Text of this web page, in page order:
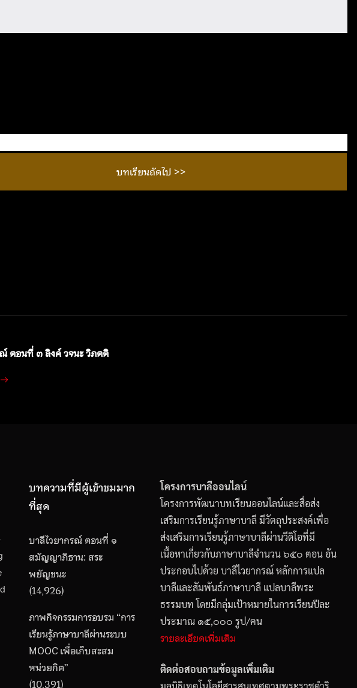
บทเรียนถัดไป >>
ตอนที่ ๓ ลิงค์ วจนะ วิภตติ
บทความที่มีผู้เข้าชมมาก
ที่สุด
บาลีไวยากรณ์ ตอนที่ ๑
สมัญญาภิธาน: สระ
พยัญชนะ
(14,926)
ภาพกิจกรรมการอบรม “การ
เรียนรู้ภาษาบาลีผ่านระบบ
MOOC เพื่อเก็บสะสม
หน่วยกิต”
(10,391)
โครงการบาลีออนไลน์
โครงการพัฒนาบทเรียนออนไลน์และสื่อส่ง
เสริมการเรียนรู้ภาษาบาลี มีวัตถุประสงค์เพื่อ
ส่งเสริมการเรียนรู้ภาษาบาลีผ่านวีดิโอที่มี
เนื้อหาเกี่ยวกับภาษาบาลีจำนวน ๖๕๐ ตอน อัน
ประกอบไปด้วย บาลีไวยากรณ์ หลักการแปล
บาลีและสัมพันธ์ภาษาบาลี แปลบาลีพระ
ธรรมบท โดยมีกลุ่มเป้าหมายในการเรียนปีละ
ประมาณ ๑๕,๐๐๐ รูป/คน
รายละเอียดเพิ่มเติม
ติดต่อสอบถามข้อมูลเพิ่มเติม